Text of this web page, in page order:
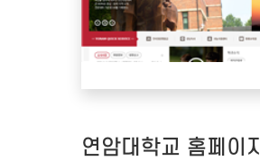
연암대학교 홈페이지